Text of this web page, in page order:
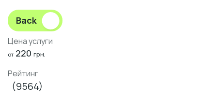
Back
Цена услуги
от 220 грн.
Рейтинг
(9564)